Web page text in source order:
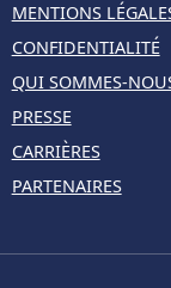
MENTIONS
CONFIDENTIALITÉ
QUI SOMMES-
PRESSE
CARRIÈRES
PARTENAIRES